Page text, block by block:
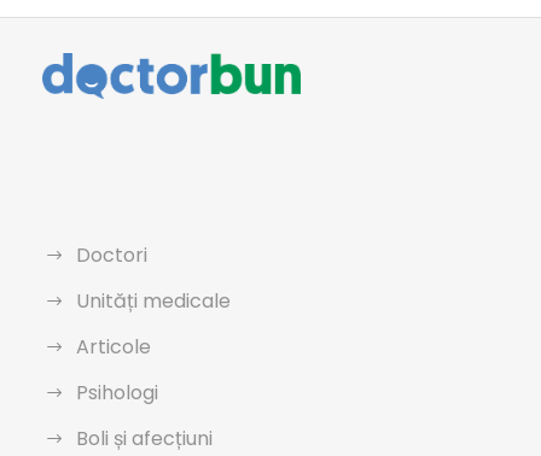
Doctori
Unități medicale
Articole
Psihologi
Boli și afecțiuni